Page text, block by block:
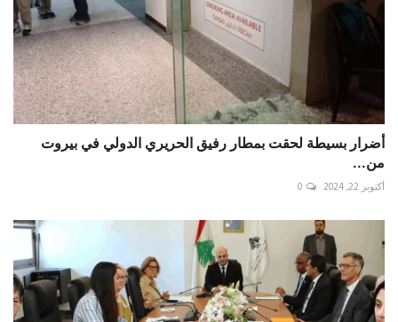
أضرار بسيطة لحقت بمطار رفيق الحريري الدولي في ‎بيروت
من...
أكتوبر 22, 2024 0